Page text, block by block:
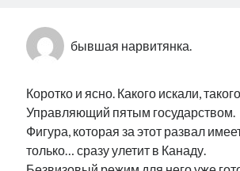
бывшая нарвитянка.
Коротко и ясно. Какого искали,
Управляющий пятым государством.
Фигура, которая за этот развал
только… сразу улетит в Канаду.